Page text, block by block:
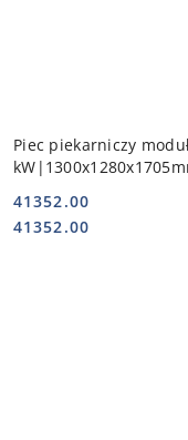
Piec piekarniczy
Cena:
41352.00
Cena:
41352.00